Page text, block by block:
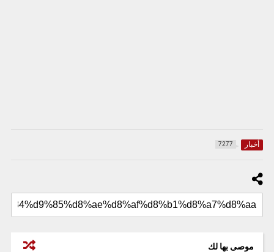
أخبار 7277
موصى بها لك